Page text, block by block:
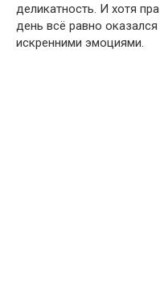
деликатность. И хотя
день всё равно
искренними эмоциями.